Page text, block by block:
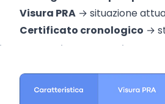
Visura PRA → situazione
Certificato cronologico →